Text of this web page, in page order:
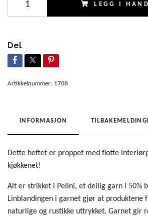
LEGG I
Del
Artikkelnummer: 1708
INFORMASJON
Dette heftet er proppet med flotte
kjøkkenet!
Alt er strikket i Pelini, et deilig garn i 50%
Linblandingen i garnet gjør at produktene
naturlige og rustikke uttrykket. Garnet gir